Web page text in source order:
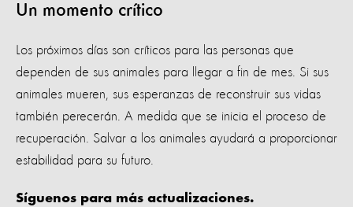
Un momento crítico
Los próximos días son críticos para las personas que
dependen de sus animales para llegar a fin de mes. Si sus
animales mueren, sus esperanzas de reconstruir sus vidas
también perecerán. A medida que se inicia el proceso de
recuperación. Salvar a los animales ayudará a proporcionar
estabilidad para su futuro.
Síguenos para más actualizaciones.